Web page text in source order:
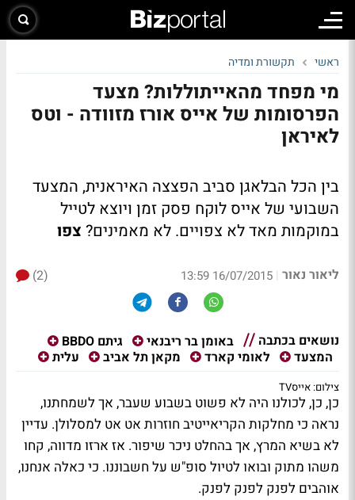
ראשי תקשורת ומדיה
מי מפחד מהאייתוללות? מצעד
הפרסומות של אייס אורז מזוודה - וטס
לאיראן
בין הכל הבלאגן סביב הפצצה האיראנית, המצעד
השבועי של אייס לוקח פסק זמן ויוצא לטייל
במוקמות מאד לא צפויים. לא מאמינים? צפו
ליאור נאור |
16/07/2015 13:59
(2)
נושאים בכתבה באומן בר ריבנאי
גיתם BBDO
המצעד
לאומי קארד מקאן תל אביב עלית
צילום: אייסTV
כן, כן, לכולנו היה לא פשוט בשבוע שעבר, אך לשמחתנו,
נראה כי מחלקות הקריאייטיב חוזרות אט אט למסלולן. עדיין
לא בשיא המרץ, אך בהחלט ניכר שיפור. אז ארזו מדווה, קחו
משהו מתוק ובואו לטיול סופ"ש על חשבוננו. כי כאלה אנחנו,
אוהבים לפנק לפנק לפנק.